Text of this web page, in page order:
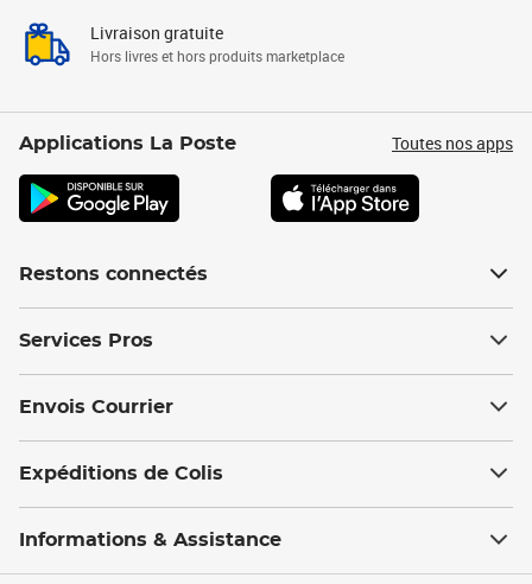
Livraison gratuite
Hors livres et hors produits marketplace
Applications La Poste Toutes nos apps
Restons connectés
Services Pros
Envois Courrier
Expéditions de Colis
Informations & Assistance